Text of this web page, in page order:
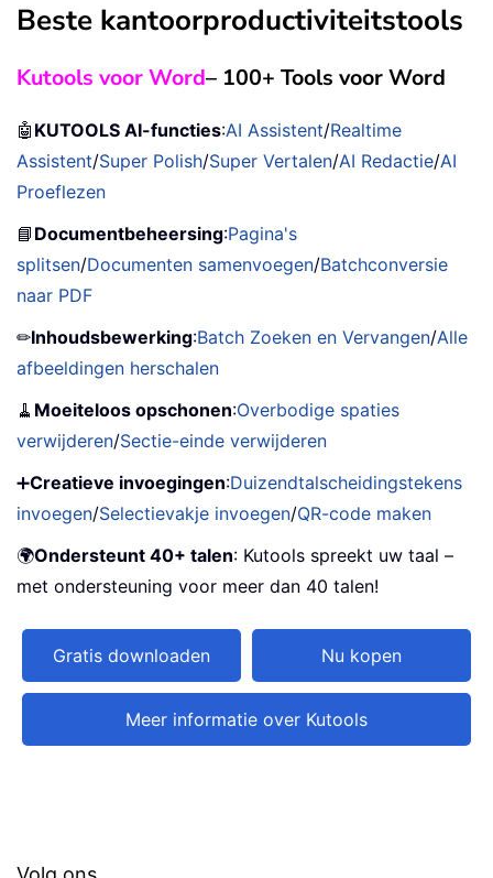
Beste kantoorproductiviteitstools
Kutools voor Word– 100+ Tools voor Word
🤖 KUTOOLS AI-functies:AI Assistent/Realtime
Assistent/Super Polish/Super Vertalen/AI Redactie/AI
Proeflezen
📘 Documentbeheersing:Pagina's
splitsen/Documenten samenvoegen/Batchconversie
naar PDF
✏Inhoudsbewerking:Batch Zoeken en Vervangen/Alle
afbeeldingen herschalen
🧹 Moeiteloos opschonen:Overbodige spaties
verwijderen/Sectie-einde verwijderen
➕Creatieve invoegingen:Duizendtalscheidingstekens
invoegen/Selectievakje invoegen/QR-code maken
🌍Ondersteunt 40+ talen: Kutools spreekt uw taal –
met ondersteuning voor meer dan 40 talen!
Gratis downloaden Nu kopen
Meer informatie over Kutools